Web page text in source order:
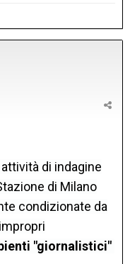
di indagine
di Milano
condizionate da
"giornalistici"